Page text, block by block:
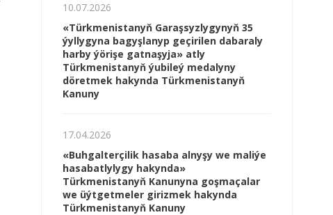
10.07.2026
«Türkmenistanyň Garaşsyzlygynyň 35
ýyllygyna bagyşlanyp geçirilen dabaraly
harby ýörişe gatnaşyja» atly
Türkmenistanyň ýubileý medalyny
döretmek hakynda Türkmenistanyň
Kanuny
17.04.2026
«Buhgalterçilik hasaba alnyşy we maliýe
hasabatlylygy hakynda»
Türkmenistanyň Kanunyna goşmaçalar
we üýtgetmeler girizmek hakynda
Türkmenistanyň Kanuny